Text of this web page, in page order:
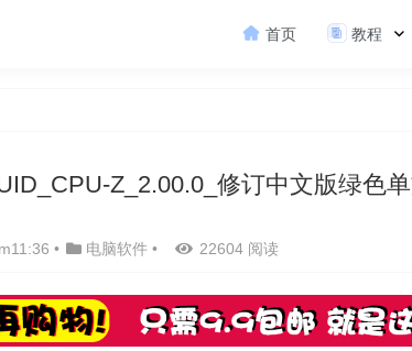
首页 教程
Z_2.00.0_修订中文版绿色
• 电脑软件 • 22604 阅读